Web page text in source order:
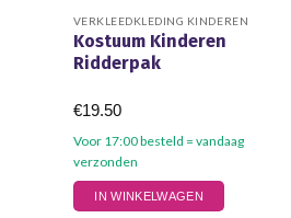
VERKLEEDKLEDING KINDEREN
Kostuum Kinderen
Ridderpak
Voor 17:00 besteld = vandaag
verzonden
€19.50
IN WINKELWAGEN
Dit
product